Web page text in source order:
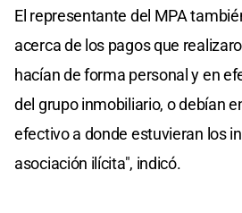
El representante del MPA
acerca de los pagos que
hacían de forma personal y en
del grupo inmobiliario, o debían
efectivo a donde estuvieran los
asociación ilícita", indicó.